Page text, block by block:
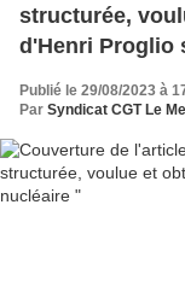
structurée,
d'Henri Proglio
Publié le 29/08/2023 à
Par Syndicat CGT Le